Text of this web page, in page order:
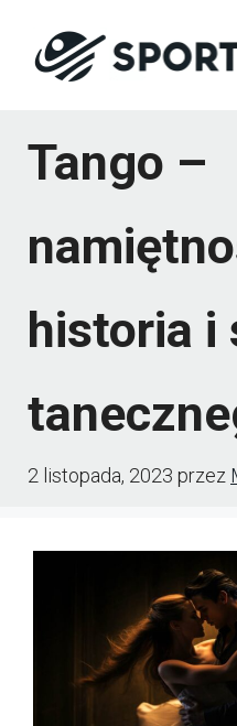
Tango –
historia i
2 listopada, 2023 przez